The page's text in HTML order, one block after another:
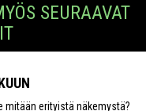
SEURAAVAT
mitään erityistä näkemystä?